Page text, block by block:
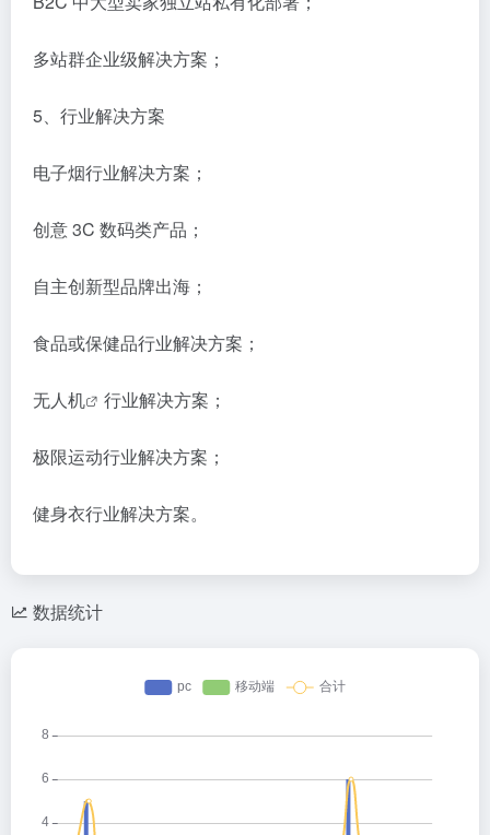
多站群企业级解决方案；
5、行业解决方案
电子烟行业解决方案；
创意 3C 数码类产品；
自主创新型品牌出海；
食品或保健品行业解决方案；
无人机 行业解决方案；
极限运动行业解决方案；
健身衣行业解决方案。
数据统计